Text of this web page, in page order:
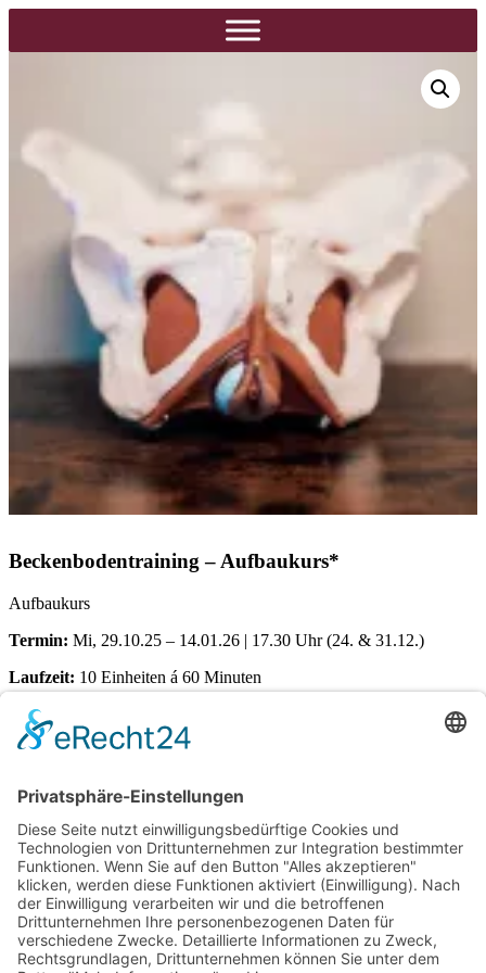
Beckenbodentraining – Aufbaukurs*
Aufbaukurs
Termin: Mi, 29.10.25 – 14.01.26 | 17.30 Uhr (24. & 31.12.)
Laufzeit: 10 Einheiten á 60 Minuten
Ort:
Kosten pro Teilnehmerin:
155,00
Verfügbare Plätze:
Nicht vorrätig
Startseite
Impressum
Datenschutzerklärung
Barrierefreiheitserklärung